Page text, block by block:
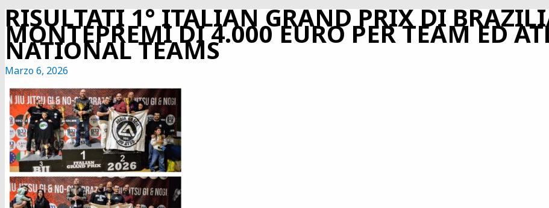
RISULTATI 1° ITALIAN GRAND PRIX DI
MONTEPREMI DI 4.000 EURO PER TEAM ED
NATIONAL TEAMS
Marzo 6, 2026